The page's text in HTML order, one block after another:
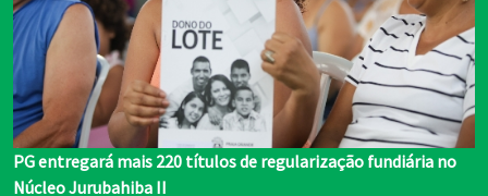
PG entregará mais 220 títulos de regularização fundiária no
Núcleo Jurubahiba II